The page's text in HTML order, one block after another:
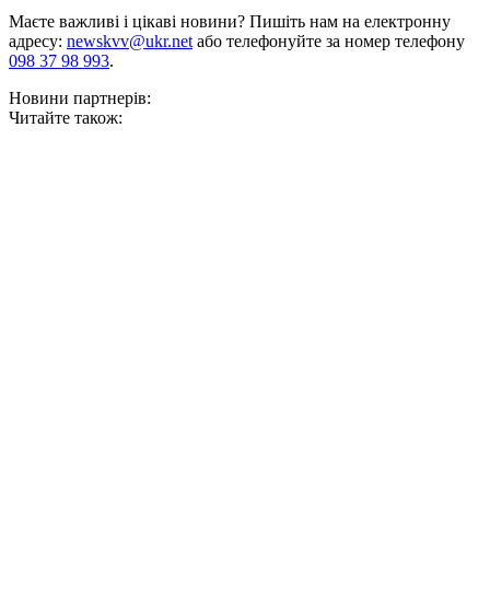
Маєте важливі і цікаві новини? Пишіть нам на електронну
адресу: newskvv@ukr.netабо телефонуйте за номер телефону
098 37 98 993.
Новини партнерів:
Читайте також: